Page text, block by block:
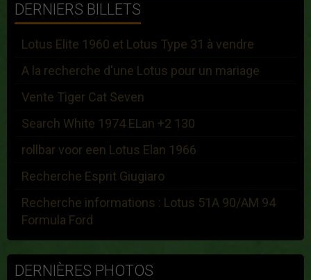
DERNIERS BILLETS
Lotus Elite 1960 et Lotus Type 31 à vendre
A la recherche d'une Lotus pour un mariage
Vente Tiger Cat Seven
Search White 1974 ELan +2 130
rollbar voor een Lotus Elan 1966
Recherche Esprit Giugiaro
Recherche informations : Lotus 51A 90/AM 94
Formula Ford
DERNIÈRES PHOTOS